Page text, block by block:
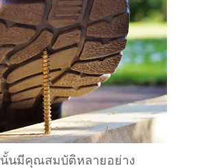
นั้นมีคุณสมบัติหลายอย่าง